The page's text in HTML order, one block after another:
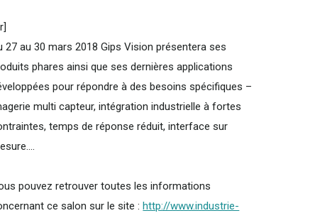
27 au 30 mars 2018 Gips Vision présentera ses
phares ainsi que ses dernières applications
pour répondre à des besoins spécifiques –
multi capteur, intégration industrielle à fortes
temps de réponse réduit, interface sur
pouvez retrouver toutes les informations
ce salon sur le site :http://www.industrie-